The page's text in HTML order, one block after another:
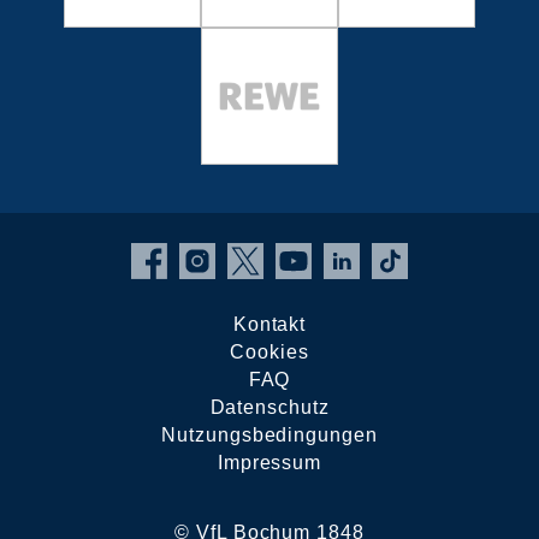
© VfL Bochum 1848
Kontakt
Cookies
FAQ
Datenschutz
Nutzungsbedingungen
Impressum